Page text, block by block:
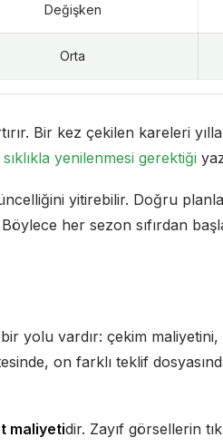
Değişken
Orta
Bir kez çekilen kareleri
yenilenmesi gerektiği
yitirebilir. Doğru
her sezon sıfırdan
yolu vardır: çekim maliyetini,
on farklı teklif
maliyetidir. Zayıf görsellerin